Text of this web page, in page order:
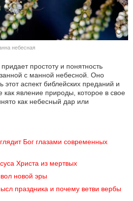
небесная
простоту и понятность
с манной небесной. Оно
этот аспект библейских преданий и
как явление природы, которое в свое
как небесный дар или
Бог глазами современных
Христа из мертвых
новой эры
праздника и почему ветви вербы